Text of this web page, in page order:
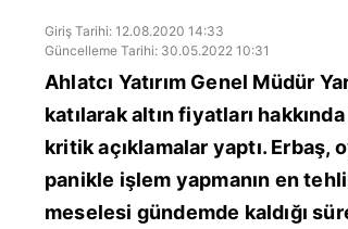
Giriş Tarihi: 12.08.2020 14:33
Güncelleme Tarihi: 30.05.2022 10:31
Ahlatcı Yatırım Genel Müdür
katılarak altın fiyatları
kritik açıklamalar yaptı. Erbaş,
panikle işlem yapmanın en
meselesi gündemde kaldığı